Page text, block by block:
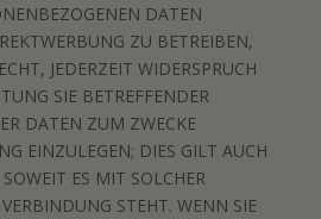
DATEN
ZU BETREIBEN,
JEDERZEIT WIDERSPRUCH
SIE BETREFFENDER
DATEN ZUM ZWECKE
EINZULEGEN; DIES GILT AUCH
ES MIT SOLCHER
STEHT. WENN SIE